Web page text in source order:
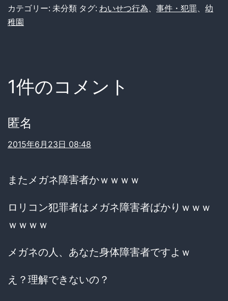
カテゴリー: 未分類 タグ: わいせつ行為 事件・犯罪
幼
稚園
1件のコメント
匿名
2015年6月23日 08:48
またメガネ障害者かｗｗｗｗ
ロリコン犯罪者はメガネ障害者ばかりｗｗｗ
ｗｗｗｗ
メガネの人、あなた身体障害者ですよｗ
え？理解できないの？